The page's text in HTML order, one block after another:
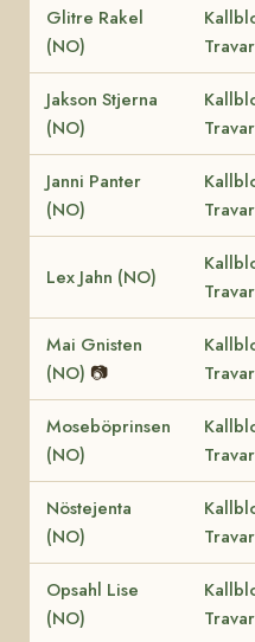
Glitre Rakel
(NO)
Jakson Stjerna
(NO)
Janni Panter
(NO)
Lex Jahn (NO)
Mai Gnisten
(NO) 📷
Moseböprinsen
(NO)
Nöstejenta
(NO)
Opsahl Lise
(NO)